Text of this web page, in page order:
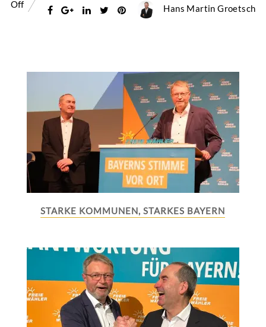
Off Hans Martin Groetsch
STARKE KOMMUNEN, STARKES BAYERN